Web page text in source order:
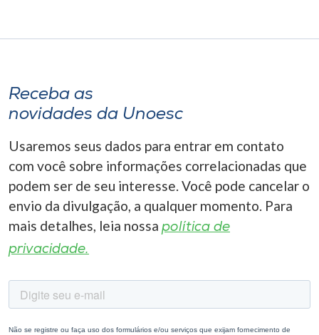
Receba as
novidades da Unoesc
Usaremos seus dados para entrar em contato
com você sobre informações correlacionadas que
podem ser de seu interesse. Você pode cancelar o
envio da divulgação, a qualquer momento. Para
mais detalhes, leia nossa política de
privacidade.